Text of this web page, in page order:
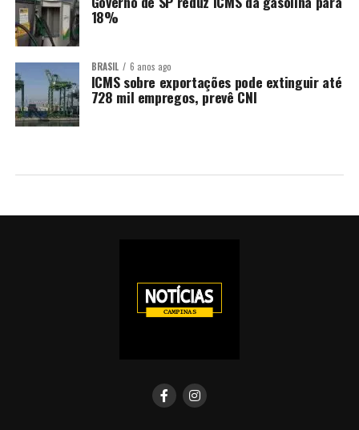
18%
BRASIL 6 anos ago
ICMS sobre exportações pode extinguir até
728 mil empregos, prevê CNI